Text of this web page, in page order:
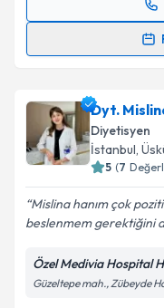
Randevu
hazırlandığında
E-posta
Kişisel
kapsamda
Dyt.
Diyetisyen
İstanbul,
5 (7
Mislina hanım çok
beslenmem gerektiğini
Özel Medivia Hospital
Güzeltepe mah., Zübeyde